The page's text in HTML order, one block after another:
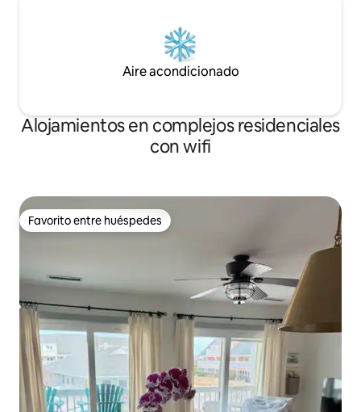
Aire acondicionado
Alojamientos en complejos residenciales
con wifi
Favorito entre huéspedes
Favorito entre huéspedes